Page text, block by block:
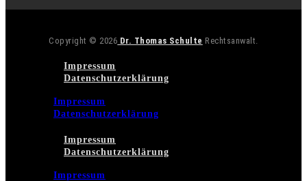
Copyright © 2026 Dr. Thomas Schulte Rechtsanwalt.
Impressum
Datenschutzerklärung
Impressum
Datenschutzerklärung
Impressum
Datenschutzerklärung
Impressum